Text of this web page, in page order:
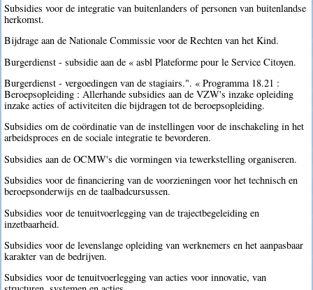
Subsidies voor de integratie van buitenlanders of personen van buitenlandse
herkomst.
Bijdrage aan de Nationale Commissie voor de Rechten van het Kind.
Burgerdienst - subsidie aan de « asbl Plateforme pour le Service Citoyen.
Burgerdienst - vergoedingen van de stagiairs.". « Programma 18.21 :
Beroepsopleiding : Allerhande subsidies aan de VZW's inzake opleiding
inzake acties of activiteiten die bijdragen tot de beroepsopleiding.
Subsidies om de coördinatie van de instellingen voor de inschakeling in het
arbeidsproces en de sociale integratie te bevorderen.
Subsidies aan de OCMW's die vormingen via tewerkstelling organiseren.
Subsidies voor de financiering van de voorzieningen voor het technisch en
beroepsonderwijs en de taalbadcursussen.
Subsidies voor de tenuitvoerlegging van de trajectbegeleiding en
inzetbaarheid.
Subsidies voor de levenslange opleiding van werknemers en het aanpasbaar
karakter van de bedrijven.
Subsidies voor de tenuitvoerlegging van acties voor innovatie, van